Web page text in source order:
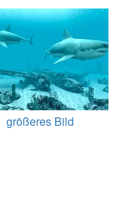
größeres Bild